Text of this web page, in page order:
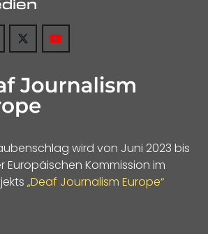
wird von Juni 2023 bis
Europäischen Kommission im
„Deaf Journalism Europe“